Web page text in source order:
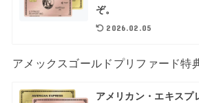
ぞ。
2026.02.05
アメックスゴールドプリファード特
アメリカン・エキスプ